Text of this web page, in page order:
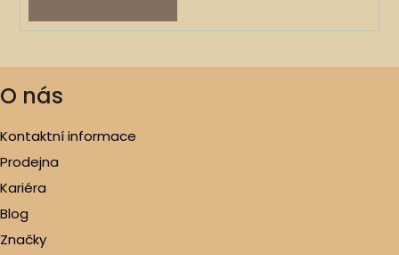
O nás
Kontaktní informace
Prodejna
Kariéra
Blog
Značky